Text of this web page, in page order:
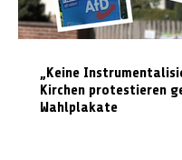
„Keine
Kirchen protestieren
Wahlplakate